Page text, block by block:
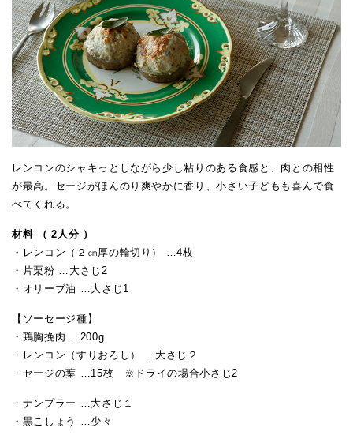
レンコンのシャキっとしながら少し粘りのある食感と、肉との相性
が最高。セージがほんのり爽やかに香り、小さい子どもも喜んで食
べてくれる。
材料 （ 2人分 ）
・レンコン（２㎝厚の輪切り） …4枚
・片栗粉 …大さじ2
・オリーブ油 …大さじ1
【ソーセージ種】
・鶏胸挽肉 …200g
・レンコン（すりおろし） …大さじ２
・セージの葉 …15枚 ※ドライの場合小さじ2
・ナンプラー …大さじ１
・黒こしょう …少々